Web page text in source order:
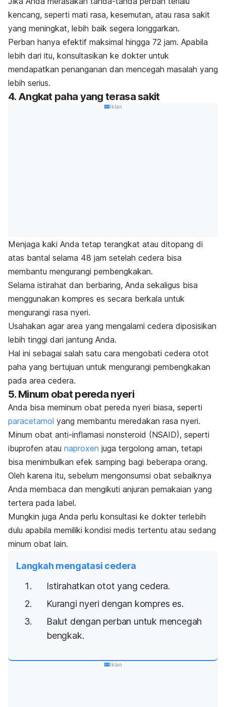
kencang, seperti mati rasa, kesemutan, atau rasa sakit
yang meningkat, lebih baik segera longgarkan.
Perban hanya efektif maksimal hingga 72 jam. Apabila
lebih dari itu, konsultasikan ke dokter untuk
mendapatkan penanganan dan mencegah masalah yang
lebih serius.
4. Angkat paha yang terasa sakit
Iklan
Menjaga kaki Anda tetap terangkat atau ditopang di
atas bantal selama 48 jam setelah cedera bisa
membantu mengurangi pembengkakan.
Selama istirahat dan berbaring, Anda sekaligus bisa
menggunakan kompres es secara berkala untuk
mengurangi rasa nyeri.
Usahakan agar area yang mengalami cedera diposisikan
lebih tinggi dari jantung Anda.
Hal ini sebagai salah satu cara mengobati cedera otot
paha yang bertujuan untuk mengurangi pembengkakan
pada area cedera.
5. Minum obat pereda nyeri
Anda bisa meminum obat pereda nyeri biasa, seperti
paracetamol yang membantu meredakan rasa nyeri.
Minum obat anti-inflamasi nonsteroid (NSAID), seperti
ibuprofen atau naproxen juga tergolong aman, tetapi
bisa menimbulkan efek samping bagi beberapa orang.
Oleh karena itu, sebelum mengonsumsi obat sebaiknya
Anda membaca dan mengikuti anjuran pemakaian yang
tertera pada label.
Mungkin juga Anda perlu konsultasi ke dokter terlebih
dulu apabila memiliki kondisi medis tertentu atau sedang
minum obat lain.
Langkah mengatasi cedera
Istirahatkan otot yang cedera.
Kurangi nyeri dengan kompres es.
Balut dengan perban untuk mencegah
bengkak.
Iklan